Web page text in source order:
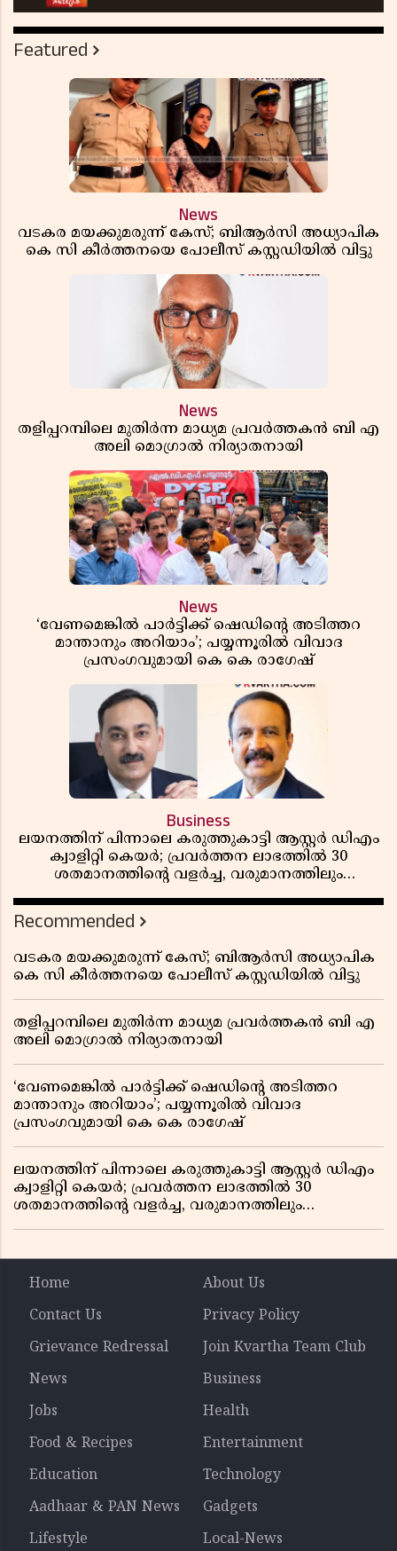
Featured
News
വടകര മയക്കുമരുന്ന് കേസ്; ബിആർസി അധ്യാപിക
കെ സി കീർത്തനയെ പോലീസ് കസ്റ്റഡിയിൽ വിട്ടു
News
തളിപ്പറമ്പിലെ മുതിർന്ന മാധ്യമ പ്രവർത്തകൻ ബി എ
അലി മൊഗ്രാൽ നിര്യാതനായി
News
‘വേണമെങ്കിൽ പാർട്ടിക്ക് ഷെഡിൻ്റെ അടിത്തറ
മാന്താനും അറിയാം’; പയ്യന്നൂരിൽ വിവാദ
പ്രസംഗവുമായി കെ കെ രാഗേഷ്
Business
ലയനത്തിന് പിന്നാലെ കരുത്തുകാട്ടി ആസ്റ്റർ ഡിഎം
ക്വാളിറ്റി കെയർ; പ്രവർത്തന ലാഭത്തിൽ 30
ശതമാനത്തിൻ്റെ വളർച്ച, വരുമാനത്തിലും
റിപ്പോർട്ട് പുറത്ത്
Recommended
വടകര മയക്കുമരുന്ന് കേസ്; ബിആർസി അധ്യാപിക
കെ സി കീർത്തനയെ പോലീസ് കസ്റ്റഡിയിൽ വിട്ടു
തളിപ്പറമ്പിലെ മുതിർന്ന മാധ്യമ പ്രവർത്തകൻ ബി എ
അലി മൊഗ്രാൽ നിര്യാതനായി
‘വേണമെങ്കിൽ പാർട്ടിക്ക് ഷെഡിൻ്റെ അടിത്തറ
മാന്താനും അറിയാം’; പയ്യന്നൂരിൽ വിവാദ
പ്രസംഗവുമായി കെ കെ രാഗേഷ്
ലയനത്തിന് പിന്നാലെ കരുത്തുകാട്ടി ആസ്റ്റർ ഡിഎം
ക്വാളിറ്റി കെയർ; പ്രവർത്തന ലാഭത്തിൽ 30
ശതമാനത്തിൻ്റെ വളർച്ച, വരുമാനത്തിലും
Home
About Us
Contact Us
Privacy Policy
Grievance Redressal
Join Kvartha Team Club
News
Business
Jobs
Health
Food & Recipes
Entertainment
Education
Technology
Aadhaar & PAN News
Gadgets
Lifestyle
Local-News